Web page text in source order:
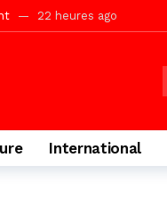
22 heures ago
ago
Diouck PS) 2 jours ago
International